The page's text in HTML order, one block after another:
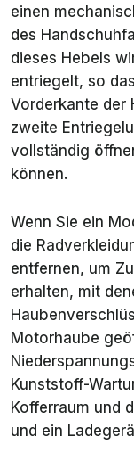
einen
des
dieses Hebels
entriegelt, so
Vorderkante der
zweite
vollständig
können.
Wenn Sie ein
die
entfernen, um
erhalten, mit
Motorhaube
Kunststoff-
Kofferraum und
und ein